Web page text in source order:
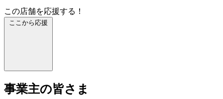
この店舗を応援する！
ここから応援
事業主の皆さま